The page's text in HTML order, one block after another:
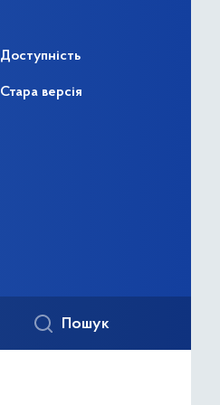
Доступність
Стара версія
Пошук